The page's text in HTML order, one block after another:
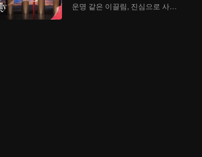
운명 같은 이끌림, 진심으로 사랑하다